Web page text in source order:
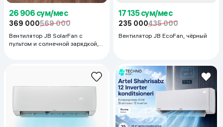
26 906 сум/мес
369 000569 000
Вентилятор JB SolarFan с
пультом и солнечной зарядкой,
17 135 сум/мес
235 000435 000
Вентилятор JB EcoFan, чёрный